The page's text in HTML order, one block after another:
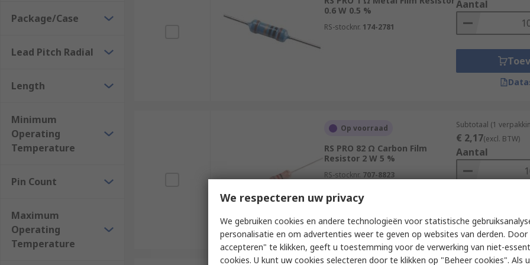
Package/Case
Lead Pitch Radial
Length
Minimum
Operating
Temperature
Pin Count
Maximum
Operating
Temperature
0.6 W 0.5 %
RS-stocknr. 174-2781
Aantal
Op voorraad
RS PRO 82 Ω Carbon Film
Resistor 2 W 5 %
RS-stocknr. 707-8823
Subtotaal (1
€ 2,17(excl. BTW)
Aantal
We respecteren uw privacy
We gebruiken cookies en andere technologieën voor statistische
personalisatie en om advertenties weer te geven op websites van derden. Door
accepteren" te klikken, geeft u toestemming voor de verwerking van niet-
cookies. U kunt uw cookies selecteren door te klikken op "Beheer cookies". Als